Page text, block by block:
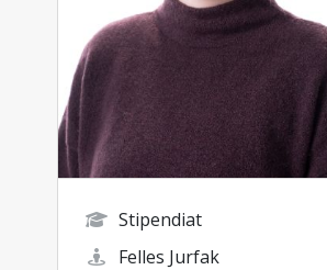
Stipendiat
Felles Jurfak